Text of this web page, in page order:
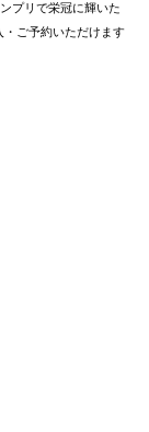
プリで栄冠に輝いた
・ご予約いただけます